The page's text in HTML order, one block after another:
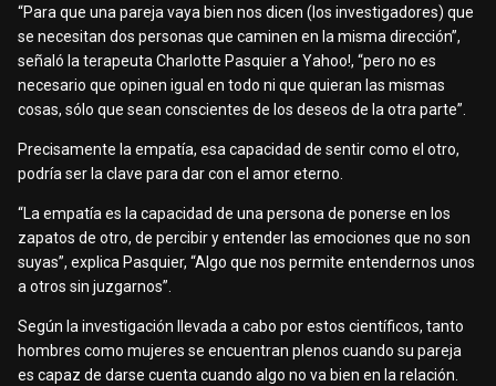
“Para que una pareja vaya bien nos dicen (los investigadores) que
se necesitan dos personas que caminen en la misma dirección”,
señaló la terapeuta Charlotte Pasquier a Yahoo!, “pero no es
necesario que opinen igual en todo ni que quieran las mismas
cosas, sólo que sean conscientes de los deseos de la otra parte”.
Precisamente la empatía, esa capacidad de sentir como el otro,
podría ser la clave para dar con el amor eterno.
“La empatía es la capacidad de una persona de ponerse en los
zapatos de otro, de percibir y entender las emociones que no son
suyas”, explica Pasquier, “Algo que nos permite entendernos unos
a otros sin juzgarnos”.
Según la investigación llevada a cabo por estos científicos, tanto
hombres como mujeres se encuentran plenos cuando su pareja
es capaz de darse cuenta cuando algo no va bien en la relación.